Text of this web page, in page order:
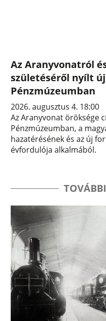
Az Aranyvonatról
születéséről nyílt
Pénzmúzeumban
2026. augusztus 4. 18:00
Az Aranyvonat öröksége
Pénzmúzeumban, a
hazatérésének és az új
évfordulója alkalmából.